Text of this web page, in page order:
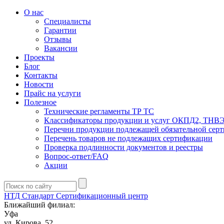
О нас
Специалисты
Гарантии
Отзывы
Вакансии
Проекты
Блог
Контакты
Новости
Прайс на услуги
Полезное
Технические регламенты ТР ТС
Классификаторы продукции и услуг ОКПД2,
Перечни продукции подлежащей обязательной
Перечень товаров не подлежащих сертификации
Проверка подлинности документов и реестры
Вопрос-ответ/FAQ
Акции
НТД Стандарт Сертификационный центр
Ближайший филиал:
Уфа